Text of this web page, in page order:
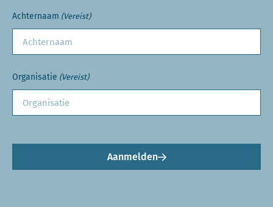
Achternaam (Vereist)
Organisatie (Vereist)
Aanmelden